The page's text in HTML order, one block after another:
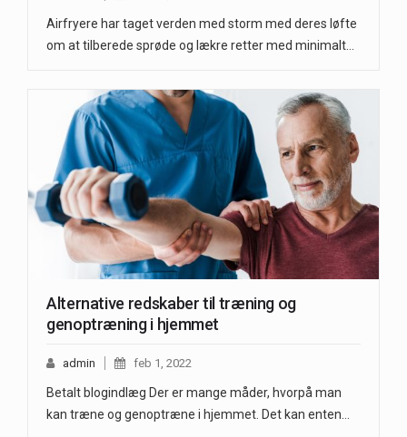
Airfryere har taget verden med storm med deres løfte
om at tilberede sprøde og lækre retter med minimalt…
Alternative redskaber til træning og
genoptræning i hjemmet
admin feb 1, 2022
Betalt blogindlæg Der er mange måder, hvorpå man
kan træne og genoptræne i hjemmet. Det kan enten…